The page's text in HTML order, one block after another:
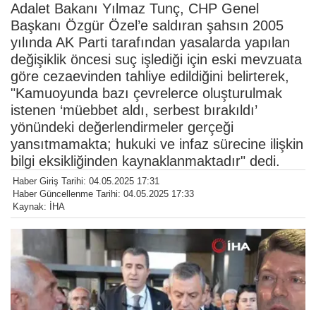
Adalet Bakanı Yılmaz Tunç, CHP Genel
Başkanı Özgür Özel’e saldıran şahsın 2005
yılında AK Parti tarafından yasalarda yapılan
değişiklik öncesi suç işlediği için eski mevzuata
göre cezaevinden tahliye edildiğini belirterek,
"Kamuoyunda bazı çevrelerce oluşturulmak
istenen ‘müebbet aldı, serbest bırakıldı’
yönündeki değerlendirmeler gerçeği
yansıtmamakta; hukuki ve infaz sürecine ilişkin
bilgi eksikliğinden kaynaklanmaktadır" dedi.
Haber Giriş Tarihi: 04.05.2025 17:31
Haber Güncellenme Tarihi: 04.05.2025 17:33
Kaynak: İHA